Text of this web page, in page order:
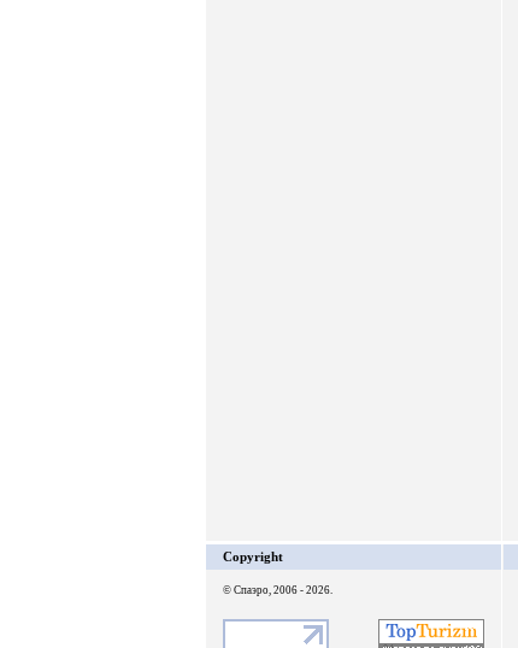
Copyright
© Спаэро, 2006 - 2026.